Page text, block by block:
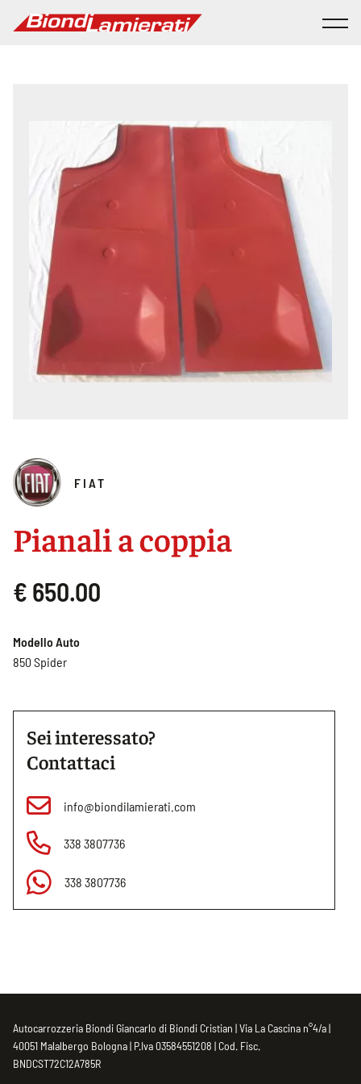
FIAT
Pianali a coppia
€ 650.00
Modello Auto
850 Spider
Sei interessato?
Contattaci
info@biondilamierati.com
338 3807736
338 3807736
Autocarrozzeria Biondi Giancarlo di Biondi Cristian | Via La Cascina n°4/a |
40051 Malalbergo Bologna | P.Iva 03584551208 | Cod. Fisc.
BNDCST72C12A785R